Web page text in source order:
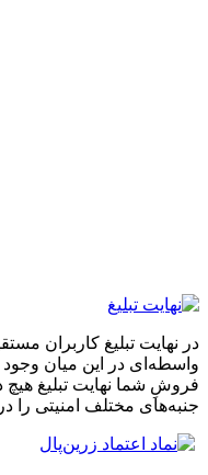
در نهایت تبلیغ کاربران
واسطه‌ای در این میان وجود
فروشِ شما نهایت تبلیغ هیچ
جنبه‌های مختلف امنیتی را